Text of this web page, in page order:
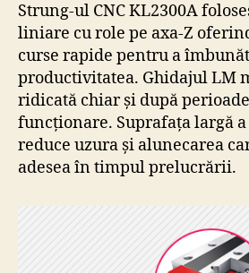
Strung-ul CNC KL2300A
liniare cu role pe axa-Z
curse rapide pentru a
productivitatea. Ghidajul LM
ridicată chiar și după
funcționare. Suprafața largă
reduce uzura și alunecarea
adesea în timpul prelucrării.